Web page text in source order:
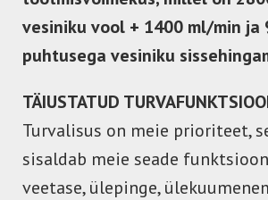
vesiniku vool + 1400 ml/min ja
puhtusega vesiniku
TÄIUSTATUD
Turvalisus on meie prioriteet,
sisaldab meie seade
veetase, ülepinge,